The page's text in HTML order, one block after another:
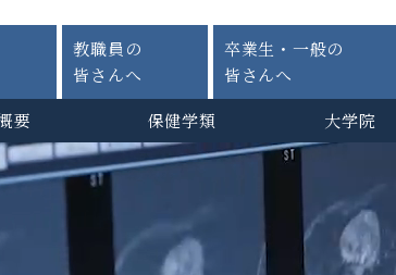
教職員の
皆さんへ
卒業生・一般の
皆さんへ
要 保健学類 大学院